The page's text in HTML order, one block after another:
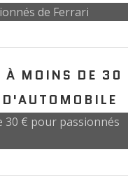
À MOINS DE 30